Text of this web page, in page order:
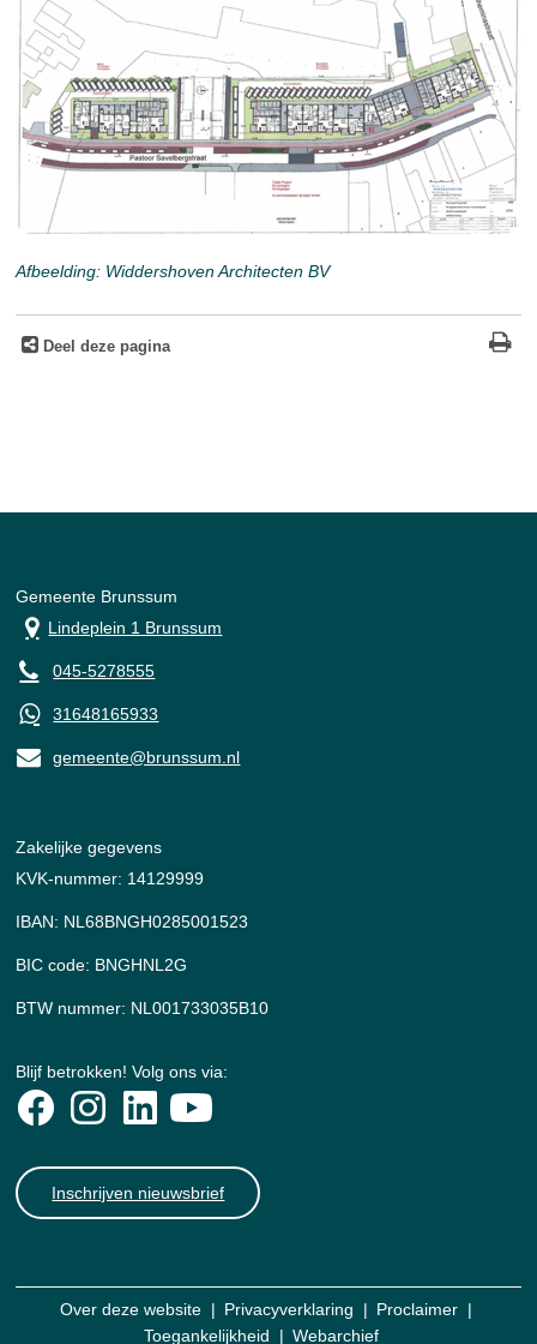
Afbeelding: Widdershoven Architecten BV
Deel deze pagina
Gemeente Brunssum
Lindeplein 1 Brunssum
045-5278555
31648165933
gemeente@brunssum.nl
Zakelijke gegevens
KVK-nummer: 14129999
IBAN: NL68BNGH0285001523
BIC code: BNGHNL2G
BTW nummer: NL001733035B10
Blijf betrokken! Volg ons via:
Inschrijven nieuwsbrief
Over deze website Privacyverklaring
Proclaimer
Toegankelijkheid
Webarchief